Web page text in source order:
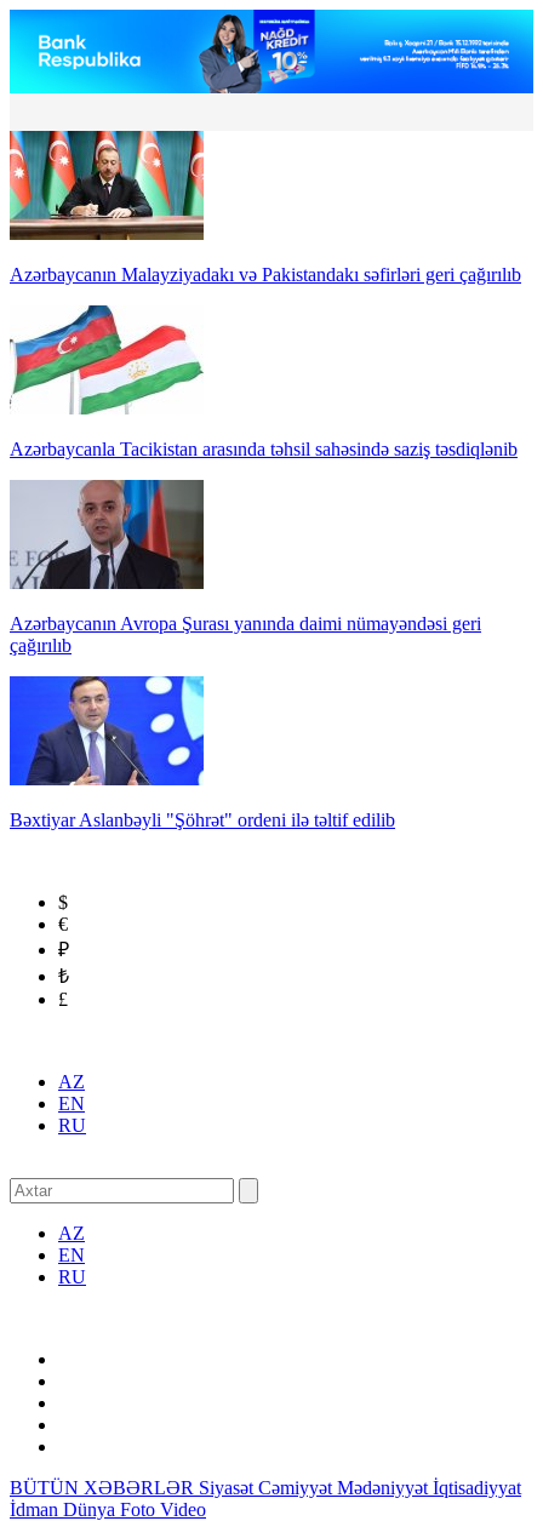
Azərbaycanın Malayziyadakı və Pakistandakı səfirləri geri çağırılıb
Azərbaycanla Tacikistan arasında təhsil sahəsində saziş təsdiqlənib
Azərbaycanın Avropa Şurası yanında daimi nümayəndəsi geri
çağırılıb
Bəxtiyar Aslanbəyli "Şöhrət" ordeni ilə təltif edilib
$
€
₽
₺
£
AZ
EN
RU
AZ
EN
RU
BÜTÜN XƏBƏRLƏR Siyasət Cəmiyyət Mədəniyyət İqtisadiyyat
İdman Dünya Foto Video